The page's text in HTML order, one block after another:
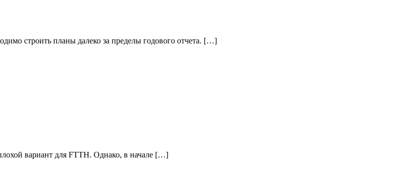
строить планы далеко за пределы годового отчета. […]
вариант для FTTH. Однако, в начале […]